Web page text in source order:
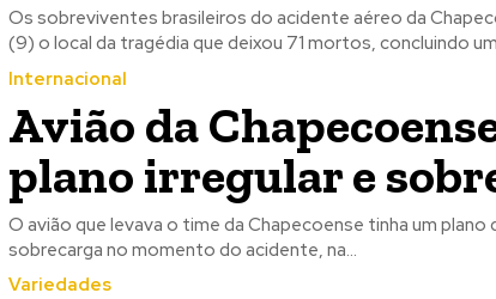
Os sobreviventes brasileiros do acidente aéreo da
(9) o local da tragédia que deixou 71 mortos, concluindo
Internacional
Avião da
plano irregular e
O avião que levava o time da Chapecoense tinha um
sobrecarga no momento do acidente, na...
Variedades